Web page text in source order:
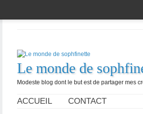
Le monde de
Modeste blog dont le but est de partager mes
ACCUEIL CONTACT